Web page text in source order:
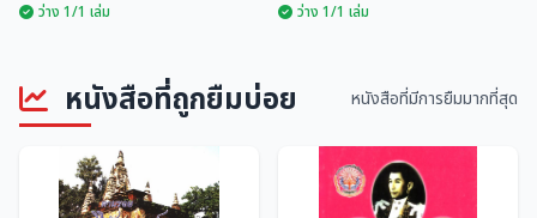
ตำนานเชียงแสน
ว่าง 1/1 เล่ม
ว่าง 1/1 เล่ม
หนังสือที่ถูกยืมบ่อย หนังสือที่มีการยืมมากที่สุด